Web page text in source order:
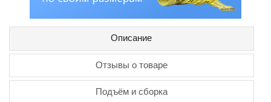
Описание
Отзывы о товаре
Подъём и сборка